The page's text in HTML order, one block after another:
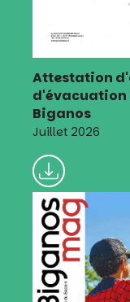
Attestation
d'évacuation
Biganos
Juillet 2026